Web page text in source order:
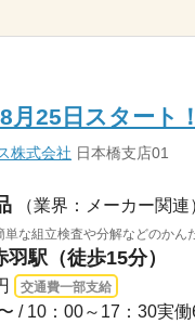
8月25日スター
株式会社 日本橋支店01
（業界：メーカー関連
な組立検査や分解などのかん
駅（徒歩15分）
交通費一部支給